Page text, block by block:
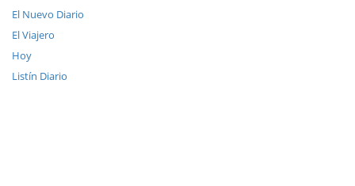
El Nuevo Diario
El Viajero
Hoy
Listín Diario